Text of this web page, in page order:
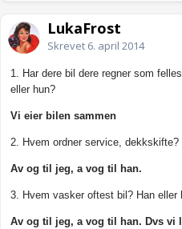
LukaFrost
Skrevet 6. april 2014
1. Har dere bil dere regner som
eller hun?
Vi eier bilen sammen
2. Hvem ordner service, dekkskifte?
Av og til jeg, a vog til han.
3. Hvem vasker oftest bil? Han eller
Av og til jeg, a vog til han. Dvs vi